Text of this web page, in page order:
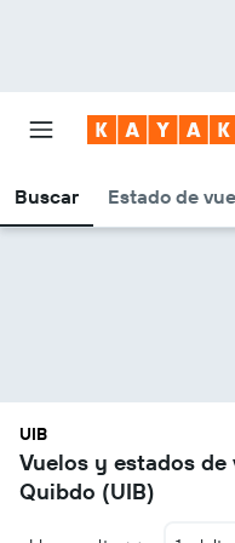
Buscar Estado de
UIB
Vuelos y estados
Quibdo (UIB)